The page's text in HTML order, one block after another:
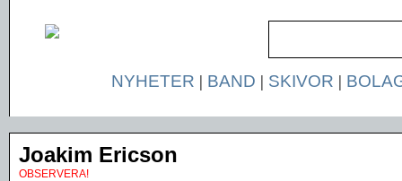
NYHETER | BAND | SKIVOR |
Joakim Ericson
OBSERVERA!